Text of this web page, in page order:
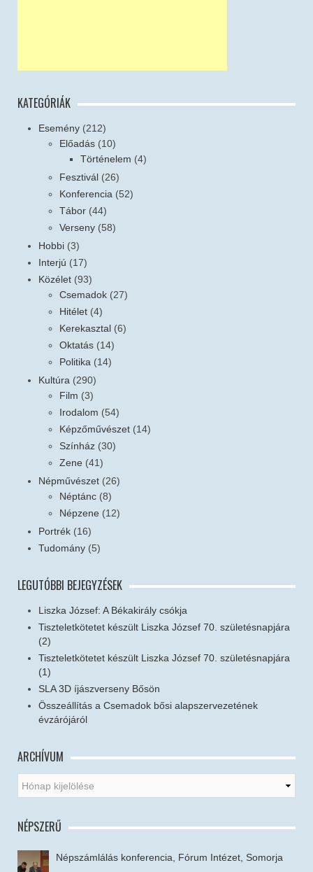
KATEGÓRIÁK
Esemény (212)
Előadás (10)
Történelem (4)
Fesztivál (26)
Konferencia (52)
Tábor (44)
Verseny (58)
Hobbi (3)
Interjú (17)
Közélet (93)
Csemadok (27)
Hitélet (4)
Kerekasztal (6)
Oktatás (14)
Politika (14)
Kultúra (290)
Film (3)
Irodalom (54)
Képzőművészet (14)
Színház (30)
Zene (41)
Népművészet (26)
Néptánc (8)
Népzene (12)
Portrék (16)
Tudomány (5)
LEGUTÓBBI BEJEGYZÉSEK
Liszka József: A Békakirály csókja
Tiszteletkötetet készült Liszka József 70. születésnapjára
(2)
Tiszteletkötetet készült Liszka József 70. születésnapjára
(1)
SLA 3D íjászverseny Bősön
Összeállítás a Csemadok bősi alapszervezetének
évzárójáról
ARCHÍVUM
NÉPSZERŰ
Népszámlálás konferencia, Fórum Intézet, Somorja